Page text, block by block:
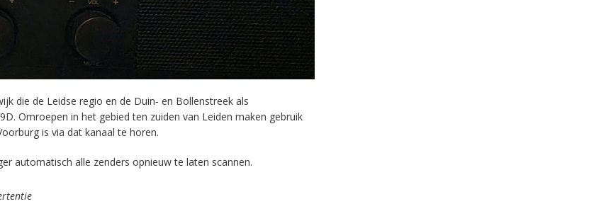
die de Leidse regio en de Duin- en Bollenstreek als
Omroepen in het gebied ten zuiden van Leiden maken gebruik
is via dat kanaal te horen.
automatisch alle zenders opnieuw te laten scannen.